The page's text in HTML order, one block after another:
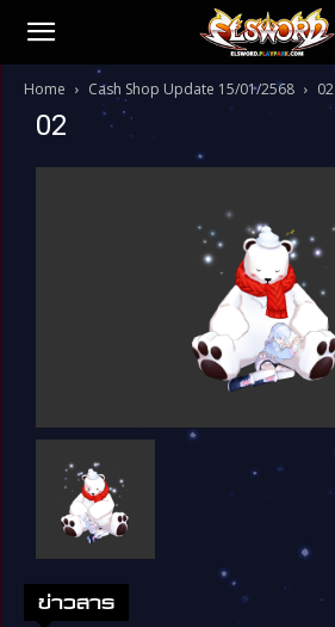
Home Cash Shop Update 15/01/2568 02
02
ข่าวสาร